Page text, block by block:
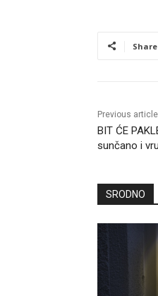
Share
Previous article
BIT ĆE
sunčano i
SRODNO